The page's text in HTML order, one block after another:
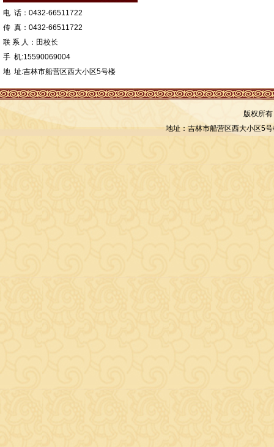
电 话：0432-66511722
传 真：0432-66511722
联 系 人：田校长
手 机:15590069004
地 址:吉林市船营区西大小区5号楼
版权所
地址：吉林市船营区西大小区5